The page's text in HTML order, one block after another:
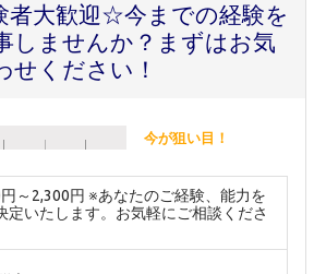
者大歓迎☆今までの経験を
しませんか？まずはお気
せください！
今が狙い目！
～2,300円 ※あなたのご経験、能力を
定いたします。お気軽にご相談くださ